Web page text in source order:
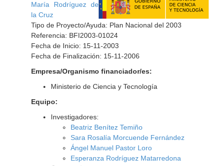
María Rodríguez de
la Cruz
Tipo de Proyecto/Ayuda: Plan Nacional del 2003
Referencia: BFI2003-01024
Fecha de Inicio: 15-11-2003
Fecha de Finalización: 15-11-2006
Empresa/Organismo financiador/es:
Ministerio de Ciencia y Tecnología
Equipo:
Investigadores:
Beatriz Benítez Temiño
Sara Rosalía Morcuende Fernández
Ángel Manuel Pastor Loro
Esperanza Rodríguez Matarredona